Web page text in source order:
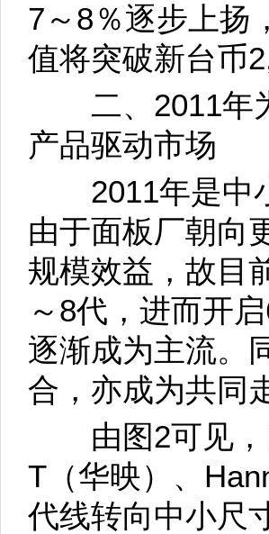
7～8％逐步上扬
值将突破新台币
二、2011年为
产品驱动市场
2011年是中小
由于面板厂朝向
规模效益，故目
～8代，进而开
逐渐成为主流。
合，亦成为共同
由图2可见，
T（华映）、
代线转向中小尺